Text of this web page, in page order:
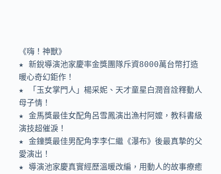
《嗨！神獸》
★ 新銳導演池家慶率金獎團隊斥資8000萬台幣打造
暖心奇幻鉅作！
★ 「玉女掌門人」楊采妮、天才童星白潤音詮釋動人
母子情！
★ 金馬獎最佳女配角呂雪鳳演出漁村阿嬤，教科書級
演技超催淚！
★ 金鐘獎最佳男配角李李仁繼《瀑布》後最真摯的父
愛演出！
★ 導演池家慶真實經歷溫暖改編，用動人的故事療癒